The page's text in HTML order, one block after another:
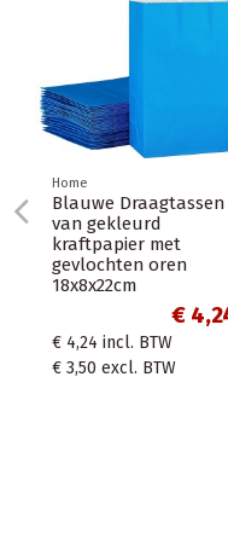
oranje
oren
€ 4,24
€ 3,50